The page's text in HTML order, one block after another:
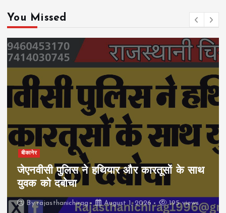
You Missed
बीकानेर
जेएनवीसी पुलिस ने हथियार और कारतूसों के साथ
युवक को दबोचा
Byrajasthanichirag August 1, 2026 195 views